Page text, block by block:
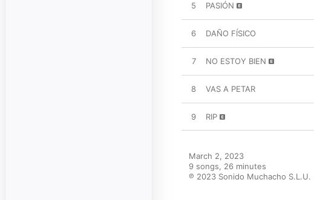
5 PASIÓN
6 DAÑO FÍSICO
7 NO ESTOY BIEN
8 VAS A PETAR
9 RIP
March 2, 2023
9 songs, 26 minutes
℗ 2023 Sonido Muchacho S.L.U.